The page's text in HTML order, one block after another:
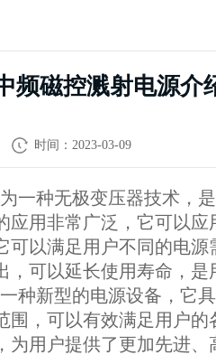
频磁控溅射电源介
时间：2023-03-09
一种无极变压器技术，
应用非常广泛，它可以应
以满足用户不同的电源
可以延长使用寿命，是
种新型的电源设备，它
围，可以有效满足用户
为用户提供了更加先进、